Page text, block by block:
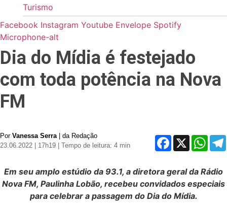
Turismo
Facebook Instagram Youtube Envelope Spotify
Microphone-alt
Dia do Mídia é festejado
com toda potência na Nova
FM
Por Vanessa Serra| da Redação
23.06.2022 | 17h19
| Tempo de leitura: 4 min
Facebook
X
Em seu amplo estúdio da 93.1, a diretora geral da Rádio
Nova FM, Paulinha Lobão, recebeu convidados especiais
para celebrar a passagem do Dia do Mídia.